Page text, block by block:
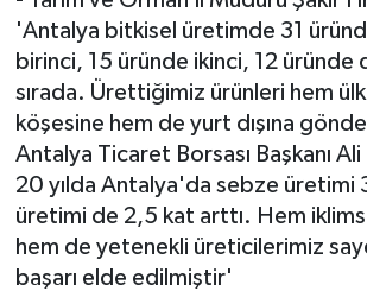
'Antalya bitkisel üretimde 31
birinci, 15 üründe ikinci, 12 üründe
sırada. Ürettiğimiz ürünleri hem
köşesine hem de yurt dışına
Antalya Ticaret Borsası Başkanı
20 yılda Antalya'da sebze üretimi
üretimi de 2,5 kat arttı. Hem
hem de yetenekli üreticilerimiz
başarı elde edilmiştir'